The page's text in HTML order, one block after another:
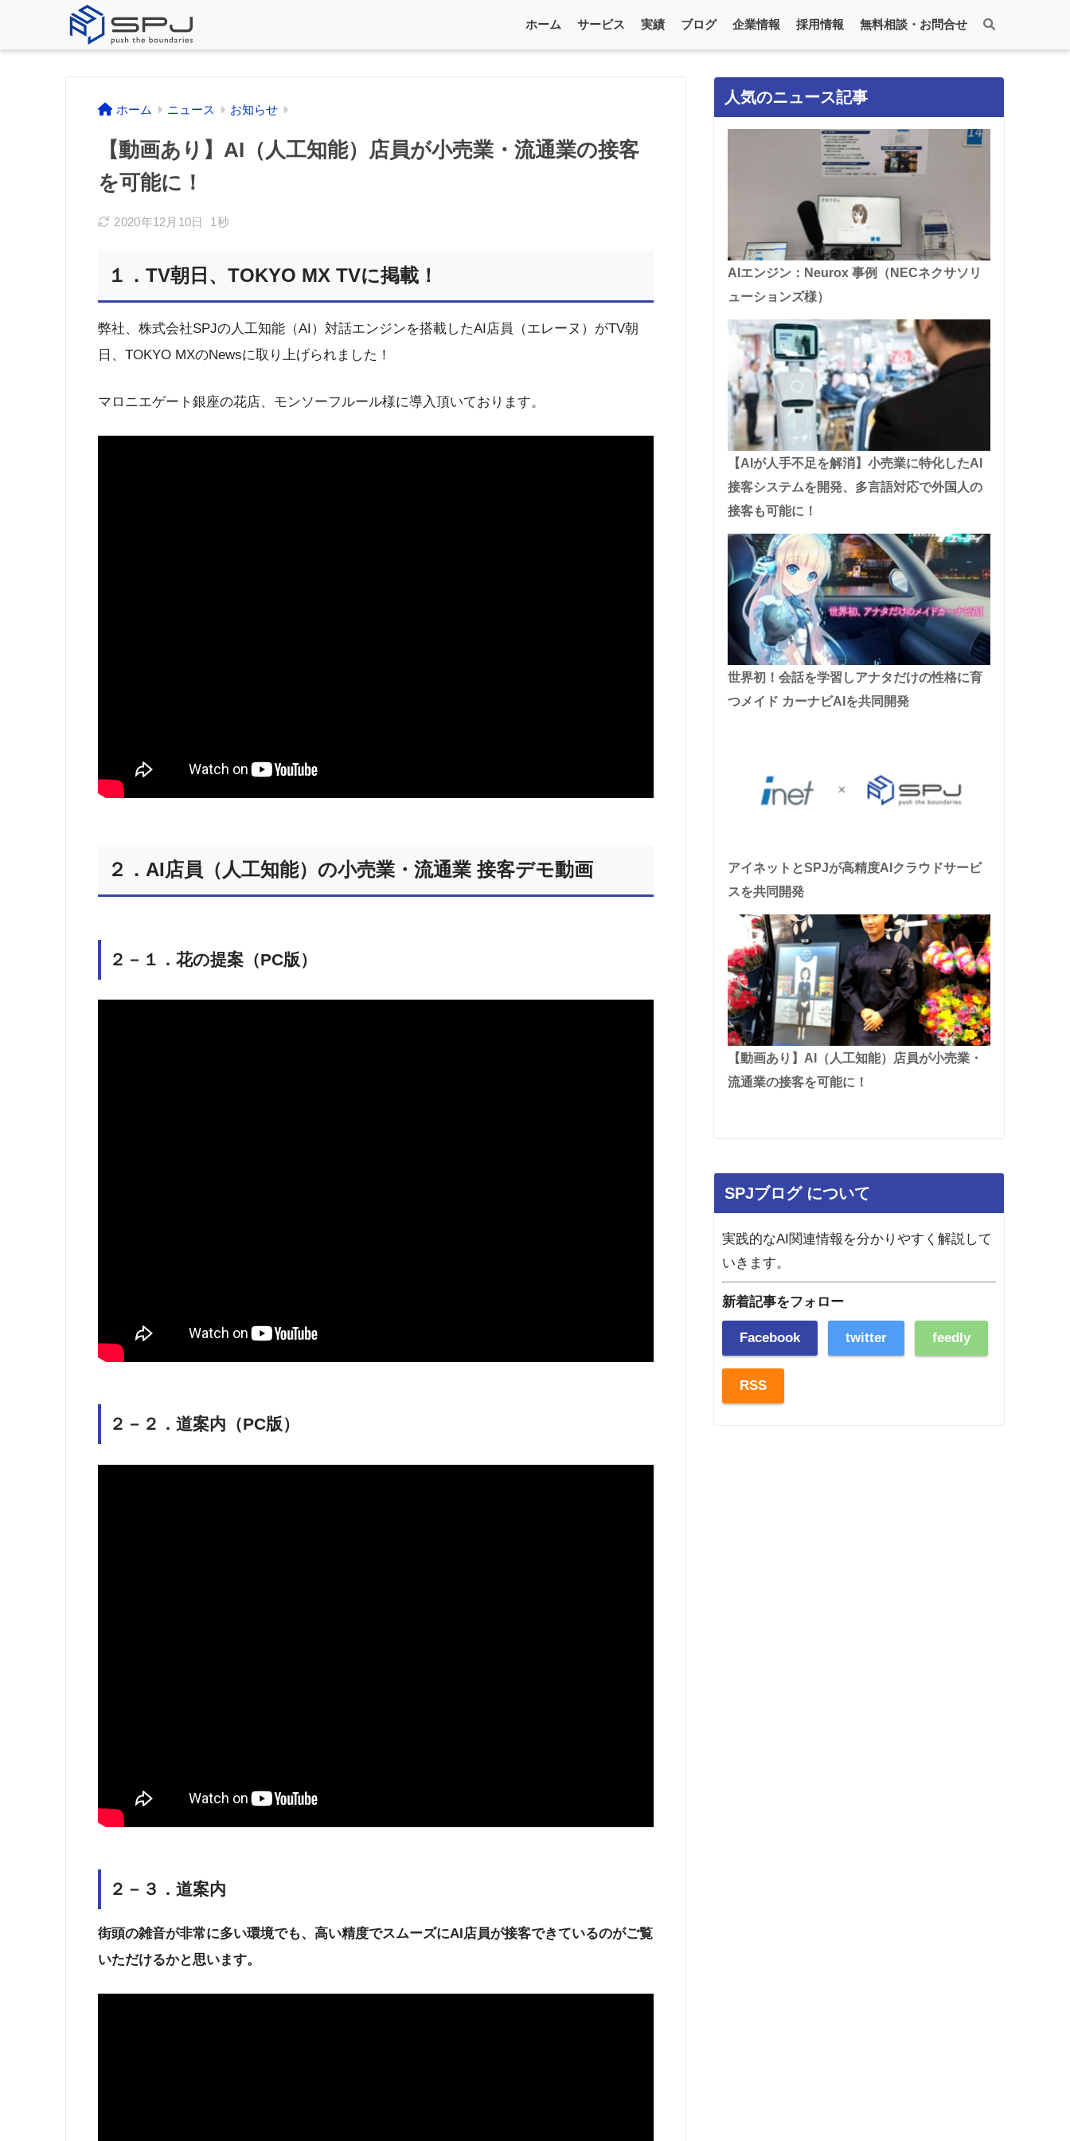
ホーム サービス 実績 ブログ 企業情報 採用情報 無料相談・お問合せ
ホーム ニュース お知らせ
【動画あり】AI（人工知能）店員が小売業・流通業の接客
を可能に！
2020年12月10日 1秒
１．TV朝日、TOKYO MX TVに掲載！
弊社、株式会社SPJの人工知能（AI）対話エンジンを搭載したAI店員（エレーヌ）がTV朝
日、TOKYO MXのNewsに取り上げられました！
マロニエゲート銀座の花店、モンソーフルール様に導入頂いております。
２．AI店員（人工知能）の小売業・流通業 接客デモ動画
２－１．花の提案（PC版）
２－２．道案内（PC版）
２－３．道案内
街頭の雑音が非常に多い環境でも、高い精度でスムーズにAI店員が接客できているのがご覧
いただけるかと思います。
人気のニュース記事
AIエンジン：Neurox 事例（NECネクサソリ
ューションズ様）
【AIが人手不足を解消】小売業に特化したAI
接客システムを開発、多言語対応で外国人の
接客も可能に！
世界初！会話を学習しアナタだけの性格に育
つメイド カーナビAIを共同開発
アイネットとSPJが高精度AIクラウドサービ
スを共同開発
【動画あり】AI（人工知能）店員が小売業・
流通業の接客を可能に！
SPJブログ について
実践的なAI関連情報を分かりやすく解説して
いきます。
新着記事をフォロー
Facebook twitter feedly
RSS